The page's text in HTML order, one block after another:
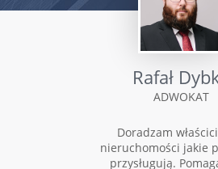
Rafał
ADWOKAT
Doradzam
nieruchomości jakie
przysługują.